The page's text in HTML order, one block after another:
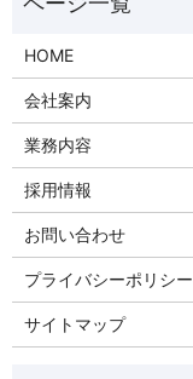
HOME
会社案内
業務内容
採用情報
お問い合わせ
プライバシーポリシー
サイトマップ